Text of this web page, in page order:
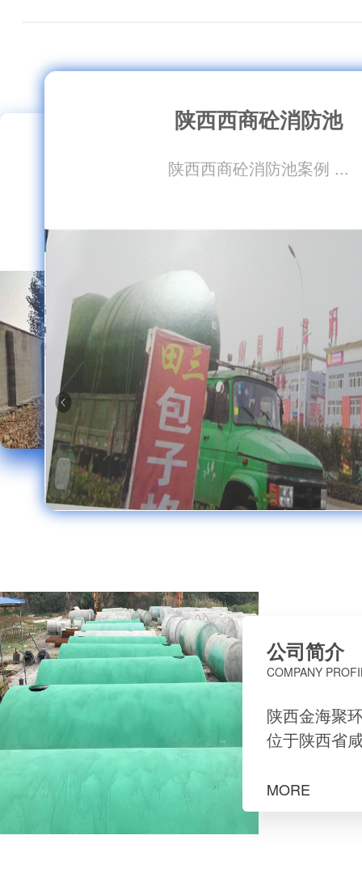
陕西西商砼消防池
陕西西商砼消防池案例 ...
淮北国购广场
广场提… ...
利帝县人民
理池，… ...
公司简介
COMPANY
陕西金海聚
位于陕西省
计制造、销
MORE